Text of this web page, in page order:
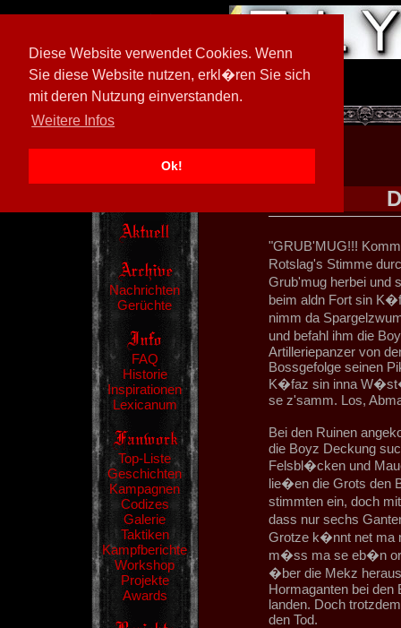
Diese Website verwendet Cookies. Wenn
Sie diese Website nutzen, erkl�ren Sie sich
mit deren Nutzung einverstanden.
Weitere Infos
Ok!
[ 600026/M3]
Nachrichten
Gerüchte
FAQ
Historie
Inspirationen
Lexicanum
Top-Liste
Geschichten
Kampagnen
Codizes
Galerie
Taktiken
Kampfberichte
Workshop
Projekte
Awards
"GRUB'MUG!!!
Rotslag's Stimme
Grub'mug herbei und
beim aldn Fort sin
nimm da
und befahl ihm die
Artilleriepanzer von
Bossgefolge seinen
K�faz sin inna
se z'samm. Los,
Bei den Ruinen
die Boyz Deckung
Felsbl�cken und
lie�en die Grots den
stimmten ein, doch
dass nur sechs
Grotze k�nnt net ma
m�ss ma se eb�n
�ber die Mekz
Hormaganten bei den
landen. Doch
den Tod.